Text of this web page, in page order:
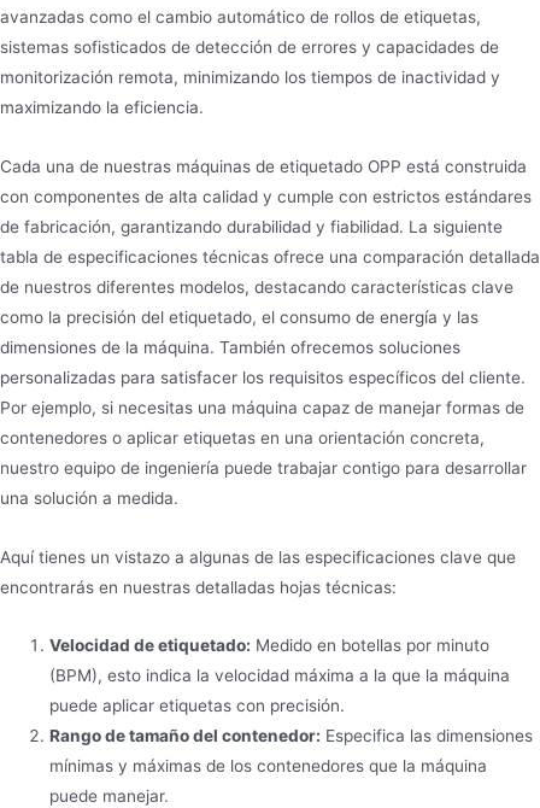
avanzadas como el cambio automático de rollos de etiquetas,
sistemas sofisticados de detección de errores y capacidades de
monitorización remota, minimizando los tiempos de inactividad y
maximizando la eficiencia.
Cada una de nuestras máquinas de etiquetado OPP está construida
con componentes de alta calidad y cumple con estrictos estándares
de fabricación, garantizando durabilidad y fiabilidad. La siguiente
tabla de especificaciones técnicas ofrece una comparación detallada
de nuestros diferentes modelos, destacando características clave
como la precisión del etiquetado, el consumo de energía y las
dimensiones de la máquina. También ofrecemos soluciones
personalizadas para satisfacer los requisitos específicos del cliente.
Por ejemplo, si necesitas una máquina capaz de manejar formas de
contenedores o aplicar etiquetas en una orientación concreta,
nuestro equipo de ingeniería puede trabajar contigo para desarrollar
una solución a medida.
Aquí tienes un vistazo a algunas de las especificaciones clave que
encontrarás en nuestras detalladas hojas técnicas:
Velocidad de etiquetado: Medido en botellas por minuto
(BPM), esto indica la velocidad máxima a la que la máquina
puede aplicar etiquetas con precisión.
Rango de tamaño del contenedor: Especifica las dimensiones
mínimas y máximas de los contenedores que la máquina
puede manejar.